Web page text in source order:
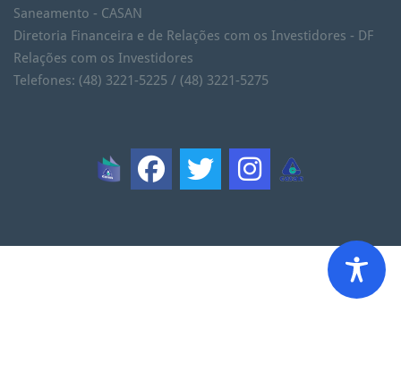
Saneamento - CASAN
Diretoria Financeira e de Relações com os Investidores - DF
Relações com os Investidores
Telefones: (48) 3221-5225 / (48) 3221-5275